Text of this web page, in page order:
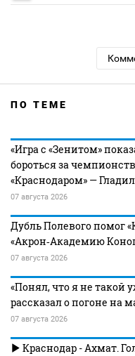
ПО ТЕМЕ
«Игра с «Зенитом»
бороться за
«Краснодаром» —
07 августа 2026
Дубль Полевого помог
«Акрон‑Академию
07 августа 2026
«Понял, что я не такой
рассказал о погоне на
07 августа 2026
Краснодар - Ахмат.